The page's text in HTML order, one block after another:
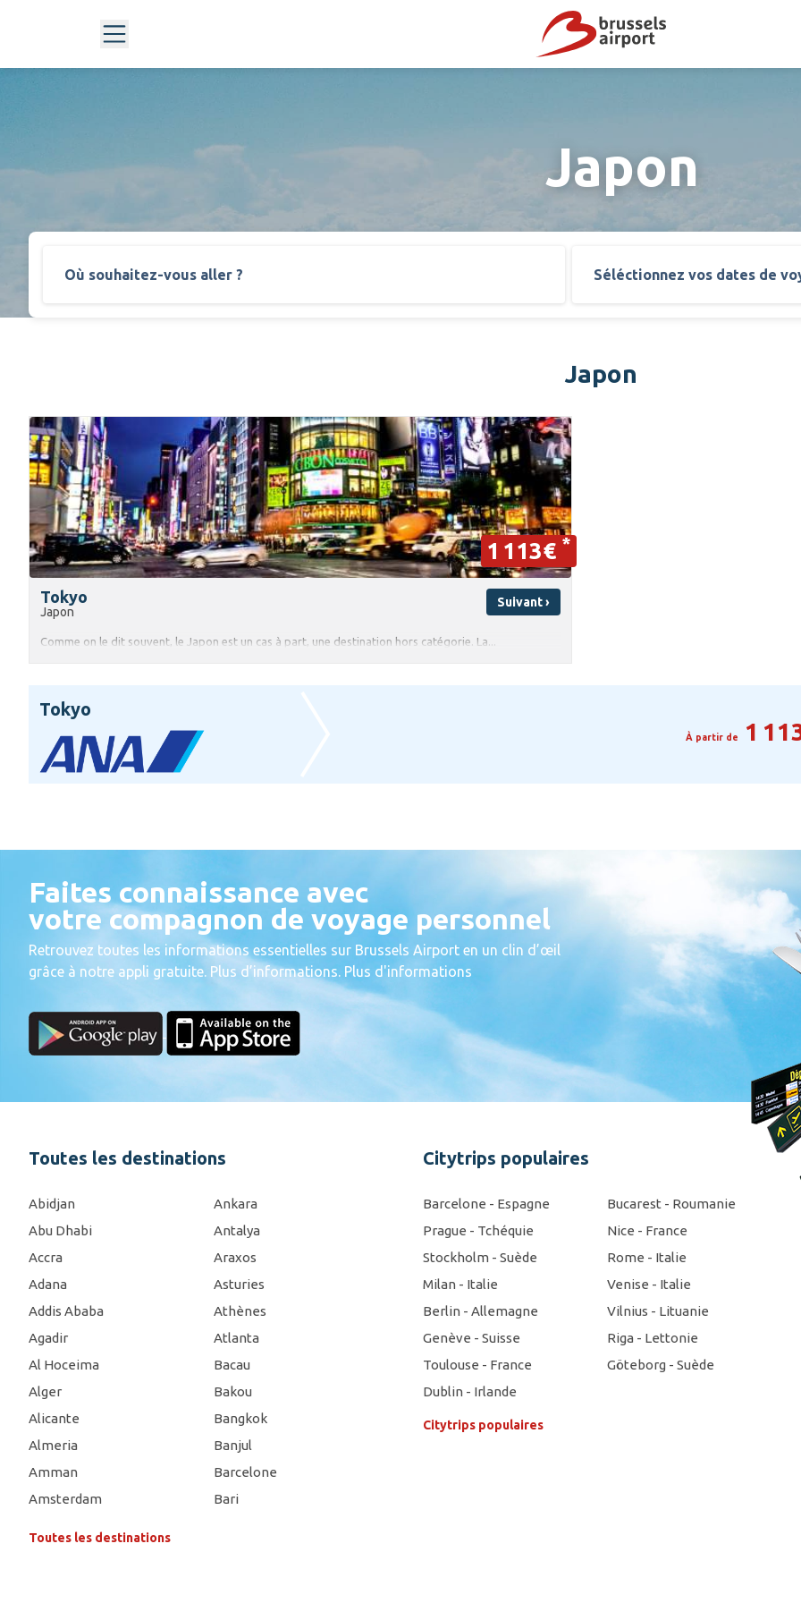
Japon
Où souhaitez-vous aller ? Séléctionnez vos dates de
Japon
1 113€ *
Tokyo
Japon
Suivant ›
Comme on le dit souvent, le Japon est un cas à part, une destination hors catégorie. La...
Tokyo
À partir de 1
Faites connaissance avec
votre compagnon de voyage personnel
Retrouvez toutes les informations essentielles sur Brussels Airport en un clin d’œil
grâce à notre appli gratuite. Plus d’informations. Plus d'informations
Toutes les destinations
Abidjan
Abu Dhabi
Accra
Adana
Addis Ababa
Agadir
Al Hoceima
Alger
Alicante
Almeria
Amman
Amsterdam
Ankara
Antalya
Araxos
Asturies
Athènes
Atlanta
Bacau
Bakou
Bangkok
Banjul
Barcelone
Bari
Toutes les destinations
Citytrips populaires
Barcelone - Espagne
Prague - Tchéquie
Stockholm - Suède
Milan - Italie
Berlin - Allemagne
Genève - Suisse
Toulouse - France
Dublin - Irlande
Bucarest - Roumanie
Nice - France
Rome - Italie
Venise - Italie
Vilnius - Lituanie
Riga - Lettonie
Göteborg - Suède
Citytrips populaires